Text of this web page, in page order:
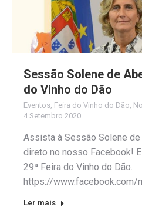
Sessão Solene de
do Vinho do Dão
Eventos Feira do Vinho do Dão
4 Setembro 2020
Assista à Sessão Solene
direto no nosso Facebook!
29ª Feira do Vinho do Dão.
https://www.facebook.com/
Ler mais